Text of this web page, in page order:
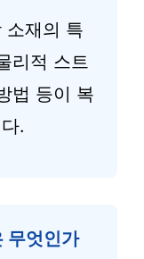
소재의 특
리적 스트
법 등이 복
.
무엇인가